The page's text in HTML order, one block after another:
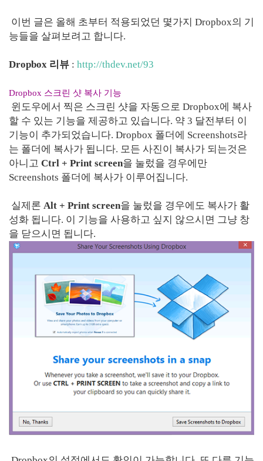
이번 글은 올해 초부터 적용되었던 몇가지 Dropbox의 기
능들을 살펴보려고 합니다.
Dropbox 리뷰 : http://thdev.net/93
Dropbox 스크린 샷 복사 기능
윈도우에서 찍은 스크린 샷을 자동으로 Dropbox에 복사
할 수 있는 기능을 제공하고 있습니다. 약 3 달전부터 이
기능이 추가되었습니다. Dropbox 폴더에 Screenshots라
는 폴더에 복사가 됩니다. 모든 사진이 복사가 되는것은
아니고 Ctrl + Print screen을 눌렀을 경우에만
Screenshots 폴더에 복사가 이루어집니다.
실제론 Alt + Print screen을 눌렀을 경우에도 복사가 활
성화 됩니다. 이 기능을 사용하고 싶지 않으시면 그냥 창
을 닫으시면 됩니다.